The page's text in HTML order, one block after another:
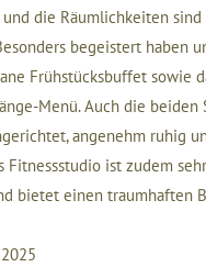
die Räumlichkeiten sind
begeistert haben
Frühstücksbuffet sowie
Menü. Auch die beiden
angenehm ruhig
Fitnessstudio ist zudem
bietet einen traumhaften